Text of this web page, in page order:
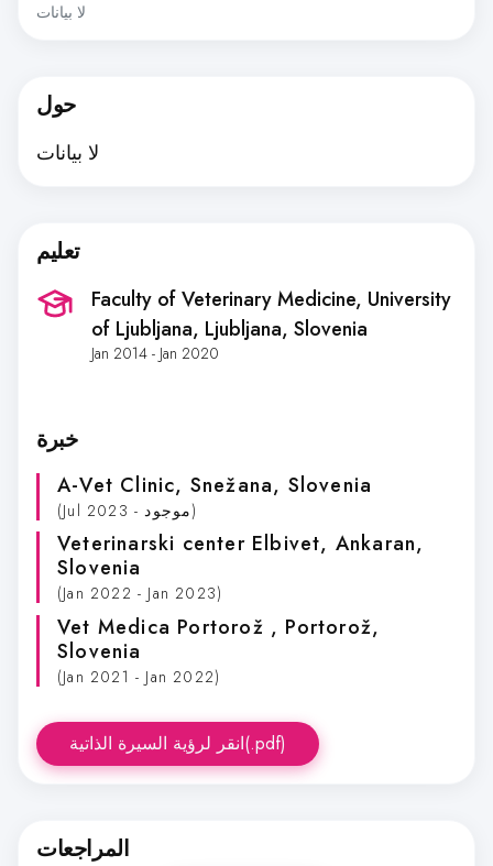
لا بيانات
حول
لا بيانات
تعليم
Faculty of Veterinary Medicine, University
of Ljubljana, Ljubljana, Slovenia
Jan 2014 - Jan 2020
خبرة
A-Vet Clinic, Snežana, Slovenia
(Jul 2023 - موجود)
Veterinarski center Elbivet, Ankaran,
Slovenia
(Jan 2022 - Jan 2023)
Vet Medica Portorož , Portorož,
Slovenia
(Jan 2021 - Jan 2022)
انقر لرؤية السيرة الذاتية(.pdf)
المراجعات